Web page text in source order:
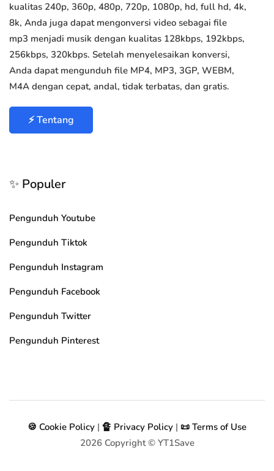
kualitas 240p, 360p, 480p, 720p, 1080p, hd, full hd, 4k,
8k, Anda juga dapat mengonversi video sebagai file
mp3 menjadi musik dengan kualitas 128kbps, 192kbps,
256kbps, 320kbps. Setelah menyelesaikan konversi,
Anda dapat mengunduh file MP4, MP3, 3GP, WEBM,
M4A dengan cepat, andal, tidak terbatas, dan gratis.
⚡ Tentang
✨ Populer
Pengunduh Youtube
Pengunduh Tiktok
Pengunduh Instagram
Pengunduh Facebook
Pengunduh Twitter
Pengunduh Pinterest
🍪 Cookie Policy | 🔏 Privacy Policy | 📜 Terms of Use
2026Copyright © YT1Save